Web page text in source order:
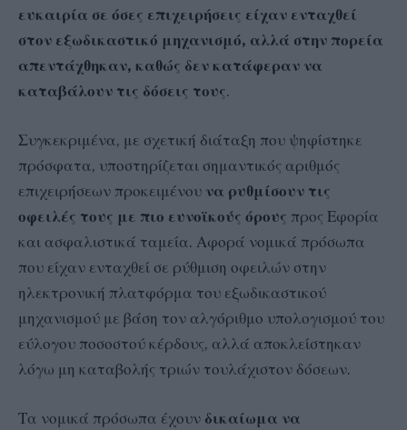
ευκαιρία σε όσες επιχειρήσεις είχαν ενταχθεί
στον εξωδικαστικό μηχανισμό, αλλά στην πορεία
απεντάχθηκαν, καθώς δεν κατάφεραν να
καταβάλουν τις δόσεις τους.
Συγκεκριμένα, με σχετική διάταξη που ψηφίστηκε
πρόσφατα, υποστηρίζεται σημαντικός αριθμός
επιχειρήσεων προκειμένου να ρυθμίσουν τις
οφειλές τους με πιο ευνοϊκούς όρους προς Εφορία
και ασφαλιστικά ταμεία. Αφορά νομικά πρόσωπα
που είχαν ενταχθεί σε ρύθμιση οφειλών στην
ηλεκτρονική πλατφόρμα του εξωδικαστικού
μηχανισμού με βάση τον αλγόριθμο υπολογισμού του
εύλογου ποσοστού κέρδους, αλλά αποκλείστηκαν
λόγω μη καταβολής τριών τουλάχιστον δόσεων.
Τα νομικά πρόσωπα έχουν δικαίωμα να